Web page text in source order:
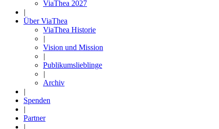
ViaThea 2027
|
Über ViaThea
ViaThea Historie
|
Vision und Mission
|
Publikumslieblinge
|
Archiv
|
Spenden
|
Partner
|